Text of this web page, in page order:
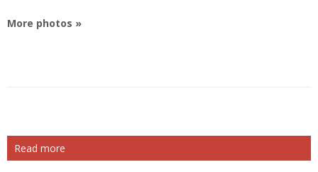
More photos »
Read more